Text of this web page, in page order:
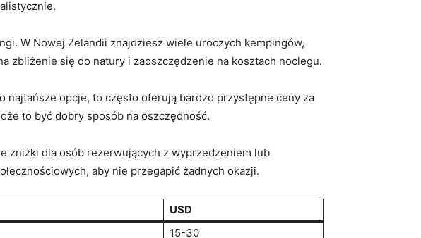
W Nowej Zelandii znajdziesz wiele uroczych kempingów,
zbliżenie ‌się‍ do natury i zaoszczędzenie⁢ na kosztach noclegu.
opcje, to‌ często oferują bardzo przystępne ceny za
to być‍ dobry⁢ sposób na⁤ oszczędność.
zniżki dla ⁣osób ⁣rezerwujących z wyprzedzeniem lub
aby nie przegapić żadnych okazji.
USD
15-30